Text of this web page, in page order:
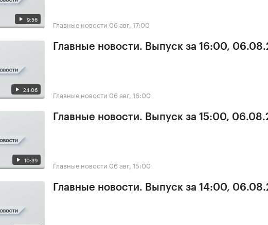
9:56 Главные новости 06 авг, 17:00
24:06
Главные новости. Выпуск за 16:00,
Главные новости 06 авг, 16:00
10:39
Главные новости. Выпуск за 15:00,
Главные новости 06 авг, 15:00
Главные новости. Выпуск за 14:00,